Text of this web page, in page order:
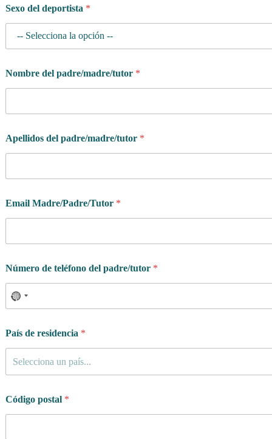
Sexo del deportista *
Nombre del padre/madre/tutor *
Apellidos del padre/madre/tutor *
Email Madre/Padre/Tutor *
Número de teléfono del padre/tutor *
País de residencia *
Selecciona un país...
Código postal *